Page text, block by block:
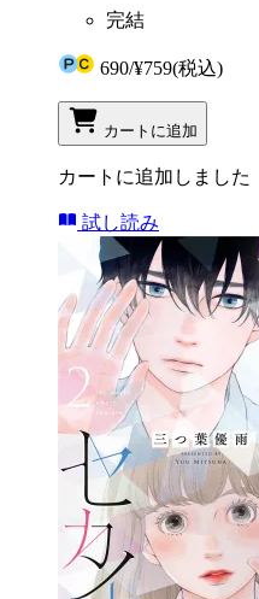
完結
690/¥759(税込)
カートに追加
カートに追加しました
試し読み